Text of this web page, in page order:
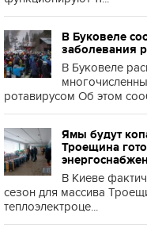
В Буковеле
заболевания
В Буковеле
ротавирусом Об этом
Ямы будут
Троещина
В Киеве
сезон для массива
теплоэлектроце...